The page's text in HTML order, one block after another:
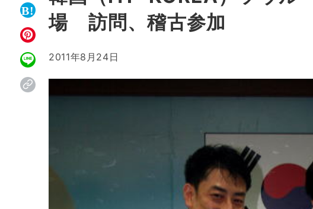
場 訪問、稽古参加
2011年8月24日